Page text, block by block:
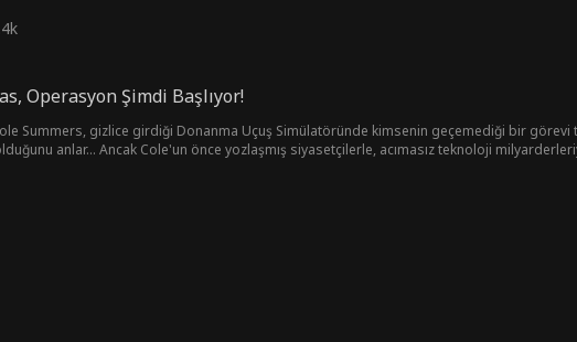
Operasyon Şimdi Başlıyor!
Summers, gizlice girdiği Donanma Uçuş Simülatöründe kimsenin geçemediği bir görevi
anlar... Ancak Cole'un önce yozlaşmış siyasetçilerle, acımasız teknoloji